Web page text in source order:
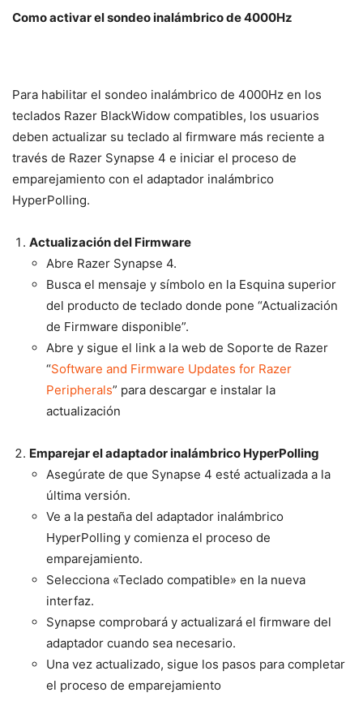
Como activar el sondeo inalámbrico de 4000Hz
Para habilitar el sondeo inalámbrico de 4000Hz en los
teclados Razer BlackWidow compatibles, los usuarios
deben actualizar su teclado al firmware más reciente a
través de Razer Synapse 4 e iniciar el proceso de
emparejamiento con el adaptador inalámbrico
HyperPolling.
Actualización del Firmware
Abre Razer Synapse 4.
Busca el mensaje y símbolo en la Esquina superior
del producto de teclado donde pone “Actualización
de Firmware disponible”.
Abre y sigue el link a la web de Soporte de Razer
“Software and Firmware Updates for Razer
Peripherals” para descargar e instalar la
actualización
Emparejar el adaptador inalámbrico HyperPolling
Asegúrate de que Synapse 4 esté actualizada a la
última versión.
Ve a la pestaña del adaptador inalámbrico
HyperPolling y comienza el proceso de
emparejamiento.
Selecciona «Teclado compatible» en la nueva
interfaz.
Synapse comprobará y actualizará el firmware del
adaptador cuando sea necesario.
Una vez actualizado, sigue los pasos para completar
el proceso de emparejamiento